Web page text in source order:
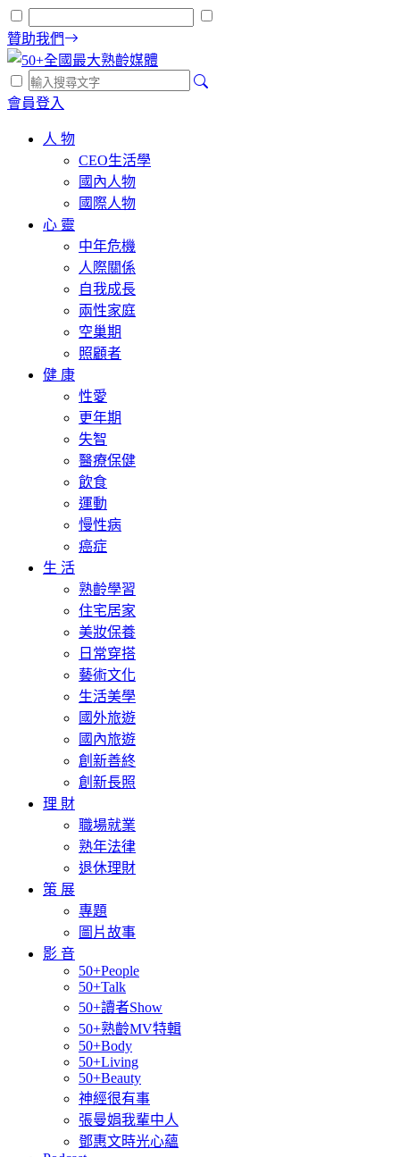
贊助我們
會員登入
人 物
CEO生活學
國內人物
國際人物
心 靈
中年危機
人際關係
自我成長
兩性家庭
空巢期
照顧者
健 康
性愛
更年期
失智
醫療保健
飲食
運動
慢性病
癌症
生 活
熟齡學習
住宅居家
美妝保養
日常穿搭
藝術文化
生活美學
國外旅遊
國內旅遊
創新善終
創新長照
理 財
職場就業
熟年法律
退休理財
策 展
專題
圖片故事
影 音
50+People
50+Talk
50+讀者Show
50+熟齡MV特輯
50+Body
50+Living
50+Beauty
神經很有事
張曼娟我輩中人
鄧惠文時光心蘊